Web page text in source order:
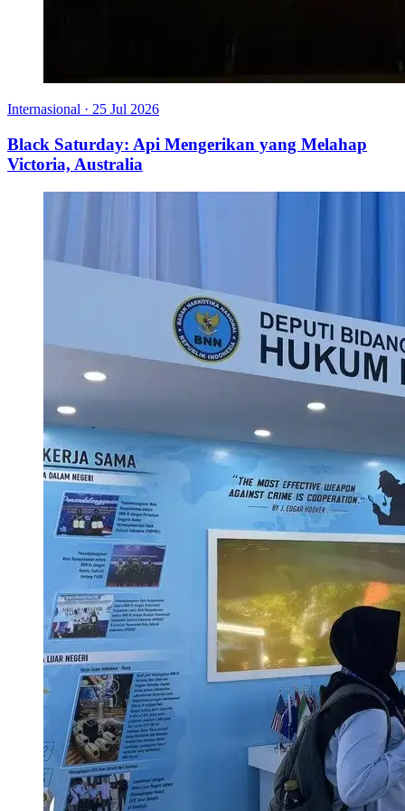
Internasional · 25 Jul 2026
Black Saturday: Api Mengerikan yang Melahap
Victoria, Australia